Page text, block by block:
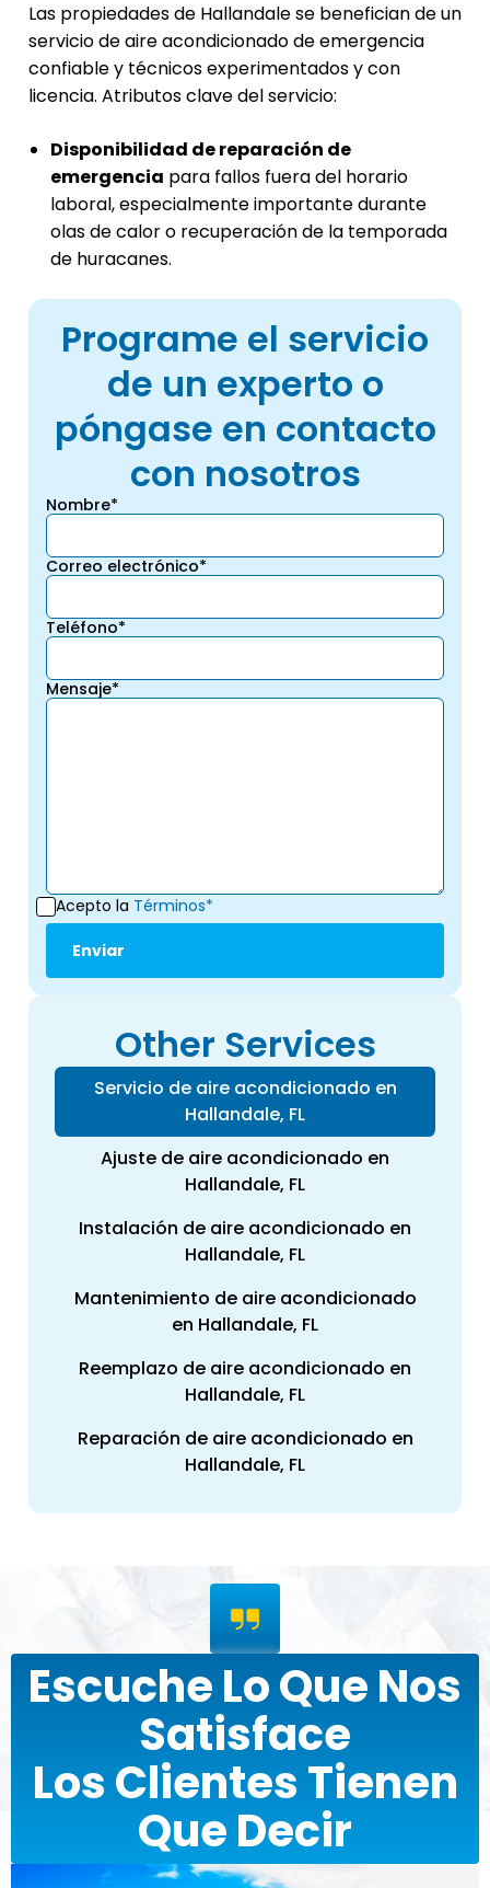
Las propiedades de Hallandale se benefician de un
servicio de aire acondicionado de emergencia
confiable y técnicos experimentados y con
licencia. Atributos clave del servicio:
Disponibilidad de reparación de
emergencia para fallos fuera del horario
laboral, especialmente importante durante
olas de calor o recuperación de la temporada
de huracanes.
Programe el servicio
de un experto o
póngase en contacto
con nosotros
Nombre*
Correo electrónico*
Teléfono*
Mensaje*
Acepto la Términos*
Other Services
Servicio de aire acondicionado en
Hallandale, FL
Ajuste de aire acondicionado en
Hallandale, FL
Instalación de aire acondicionado en
Hallandale, FL
Mantenimiento de aire acondicionado
en Hallandale, FL
Reemplazo de aire acondicionado en
Hallandale, FL
Reparación de aire acondicionado en
Hallandale, FL
Escuche Lo Que Nos
Satisface
Los Clientes Tienen
Que Decir